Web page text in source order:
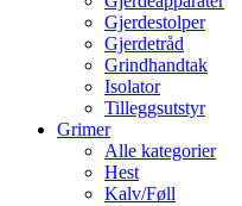
Gjerdestolper
Gjerdetråd
Grindhandtak
Isolator
Tilleggsutstyr
Grimer
Alle kategorier
Hest
Kalv/Føll